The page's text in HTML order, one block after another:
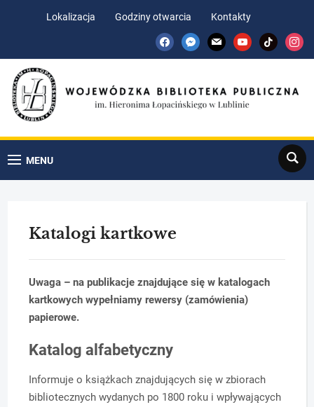
Lokalizacja Godziny otwarcia
Kontakty
facebookmessenger
mail youtubetiktok
MENU
Search
Katalogi kartkowe
Uwaga – na publikacje znajdujące się w katalogach
kartkowych wypełniamy rewersy (zamówienia)
papierowe.
Katalog alfabetyczny
Informuje o książkach znajdujących się w zbiorach
bibliotecznych wydanych po 1800 roku i wpływających